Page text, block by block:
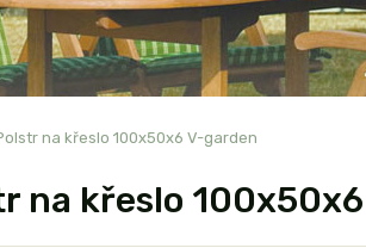
na křeslo 100x50x6 V-garden
na křeslo